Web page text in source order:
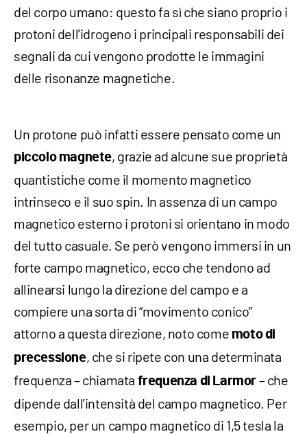
del corpo umano: questo fa sì che siano proprio i
protoni dell'idrogeno i principali responsabili dei
segnali da cui vengono prodotte le immagini
delle risonanze magnetiche.
Un protone può infatti essere pensato come un
piccolo magnete, grazie ad alcune sue proprietà
quantistiche come il momento magnetico
intrinseco e il suo spin. In assenza di un campo
magnetico esterno i protoni si orientano in modo
del tutto casuale. Se però vengono immersi in un
forte campo magnetico, ecco che tendono ad
allinearsi lungo la direzione del campo e a
compiere una sorta di “movimento conico”
attorno a questa direzione, noto come moto di
precessione, che si ripete con una determinata
frequenza – chiamata frequenza di Larmor – che
dipende dall'intensità del campo magnetico. Per
esempio, per un campo magnetico di 1,5 tesla la